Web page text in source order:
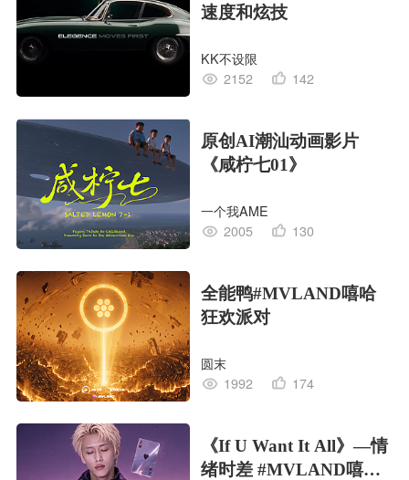
速度和炫技
KK不设限
2152
142
原创AI潮汕动画影片
《咸柠七01》
一个我AME
2005
130
全能鸭#MVLAND嘻哈
狂欢派对
圆末
1992
174
《If U Want It All》—情
绪时差 #MVLAND嘻哈